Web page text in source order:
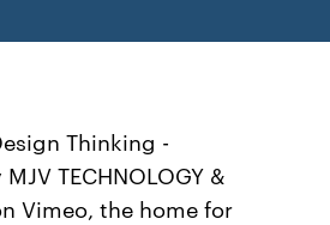
Thinking -
TECHNOLOGY &
Vimeo, the home for